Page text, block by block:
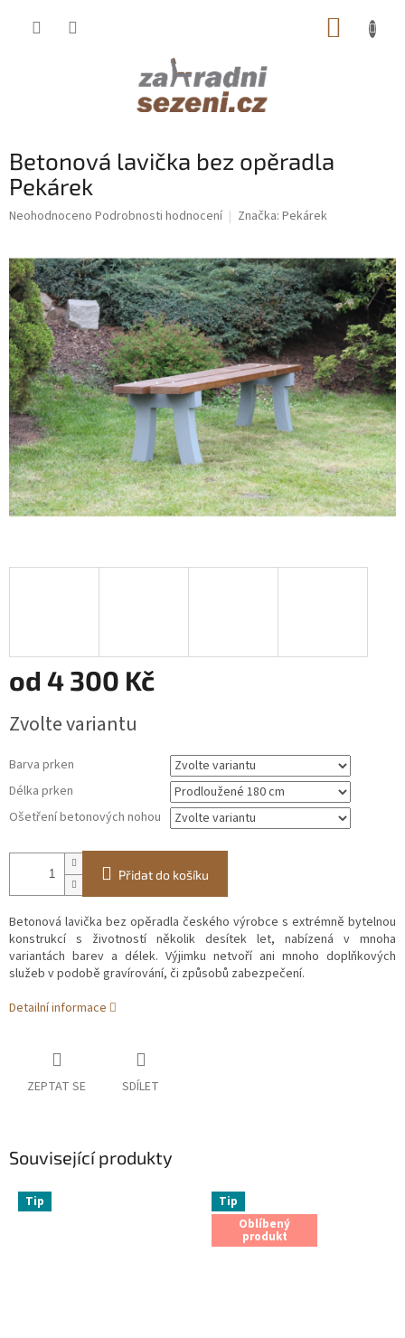
Betonová lavička bez opěradla
Pekárek
Průměrné
je
0,0
z
5
hvězdiček.
Neohodnoceno Podrobnosti hodnocení Značka: Pekárek
od 4 300 Kč
cena:
Zvolte variantu
Barva prken
Délka prken
Ošetření betonových nohou
Přidat do košíku
Betonová lavička bez opěradla českého výrobce s extrémně bytelnou
konstrukcí s životností několik desítek let, nabízená v mnoha
variantách barev a délek. Výjimku netvoří ani mnoho doplňkových
služeb v podobě gravírování, či způsobů zabezpečení.
Detailní informace
ZEPTAT SE SDÍLET
Související produkty
Tip
Tip
Oblíbený
produkt